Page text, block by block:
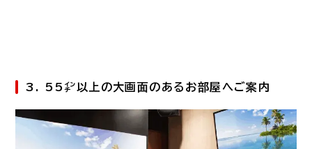
3. 55㌅以上の大画面のあるお部屋へご案内